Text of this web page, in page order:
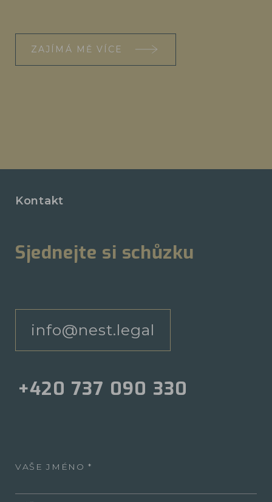
ZAJÍMÁ MĚ VÍCE
Kontakt
Sjednejte si schůzku
info@nest.legal
+420 737 090 330
VAŠE JMÉNO